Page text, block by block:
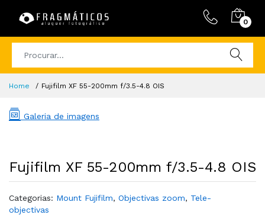
0
Home Fujifilm XF 55-200mm f/3.5-4.8 OIS
Galeria de imagens
Fujifilm XF 55-200mm f/3.5-4.8 OIS
Categorias: Mount Fujifilm, Objectivas zoom, Tele-
objectivas